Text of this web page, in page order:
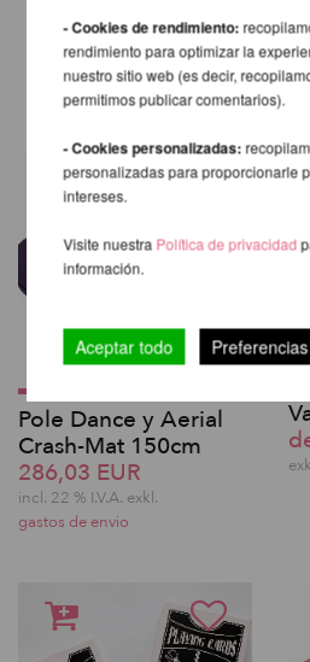
OTROS
MISMA
Pole Dance y Aerial
Crash-Mat 150cm
286,03 EUR
incl. 22 % I.V.A. exkl.
gastos de envio
- Cookies de rendimiento:
rendimiento para optimizar la
nuestro sitio web (es decir,
permitimos publicar comentarios).
- Cookies personalizadas:
personalizadas para proporcionarle
intereses.
Visite nuestra Política de privacidad
información.
Aceptar todo